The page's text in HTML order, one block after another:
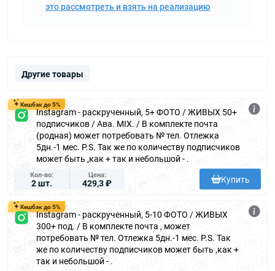
это рассмотреть и взять на реализацию
Другие товары
Кешбэк до 5%
Instagram - раскрученный, 5+ ФОТО / ЖИВЫХ 50+
подписчиков / Ава. MIX. / В комплекте почта
(родная) может потребовать № тел. Отлежка
5дн.-1 мес. P.S. Так же по количеству подписчиков
может быть ,как + так и небольшой - .
Кол-во
2 шт.
Цена
429,3 ₽ Купить
Кешбэк до 5%
Instagram - раскрученный, 5-10 ФОТО / ЖИВЫХ
300+ под. / В комплекте почта , может
потребовать № тел. Отлежка 5дн.-1 мес. P.S. Так
же по количеству подписчиков может быть ,как +
так и небольшой - .